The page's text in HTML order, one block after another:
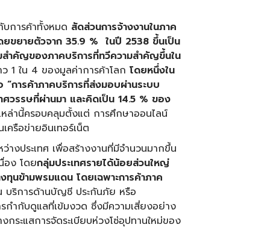
บการค้าทั้งหมด สัดส่วนการจ้างงานในภาค
ยขยายตัวจาก 35.9 % ในปี 2538 ขึ้นเป็น
คัญของภาคบริการที่ทวีความสำคัญขึ้นใน
1 ใน 4 ของมูลค่าการค้าโลก โดยหนึ่งใน
การค้าภาคบริการที่ส่งมอบผ่านระบบ
วรรษที่ผ่านมา และคิดเป็น 14.5 % ของ
ล่านี้ครอบคลุมตั้งแต่ การศึกษาออนไลน์
ครือข่ายอินเทอร์เน็ต
างประเทศ เพื่อสร้างงานที่มีจำนวนมากขึ้น
อง โดยกลุ่มประเทศรายได้น้อยส่วนใหญ่
ทุนข้ามพรมแดน โดยเฉพาะการค้าภาค
บริการด้านบัญชี ประกันภัย หรือ
กำกับดูแลที่เข้มงวด ซึ่งมีความเสี่ยงอย่าง
ระแสการจัดระเบียบห่วงโซ่อุปทานใหม่ของ